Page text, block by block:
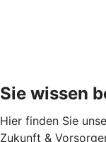
Sie wissen
Hier finden Sie
Zukunft &